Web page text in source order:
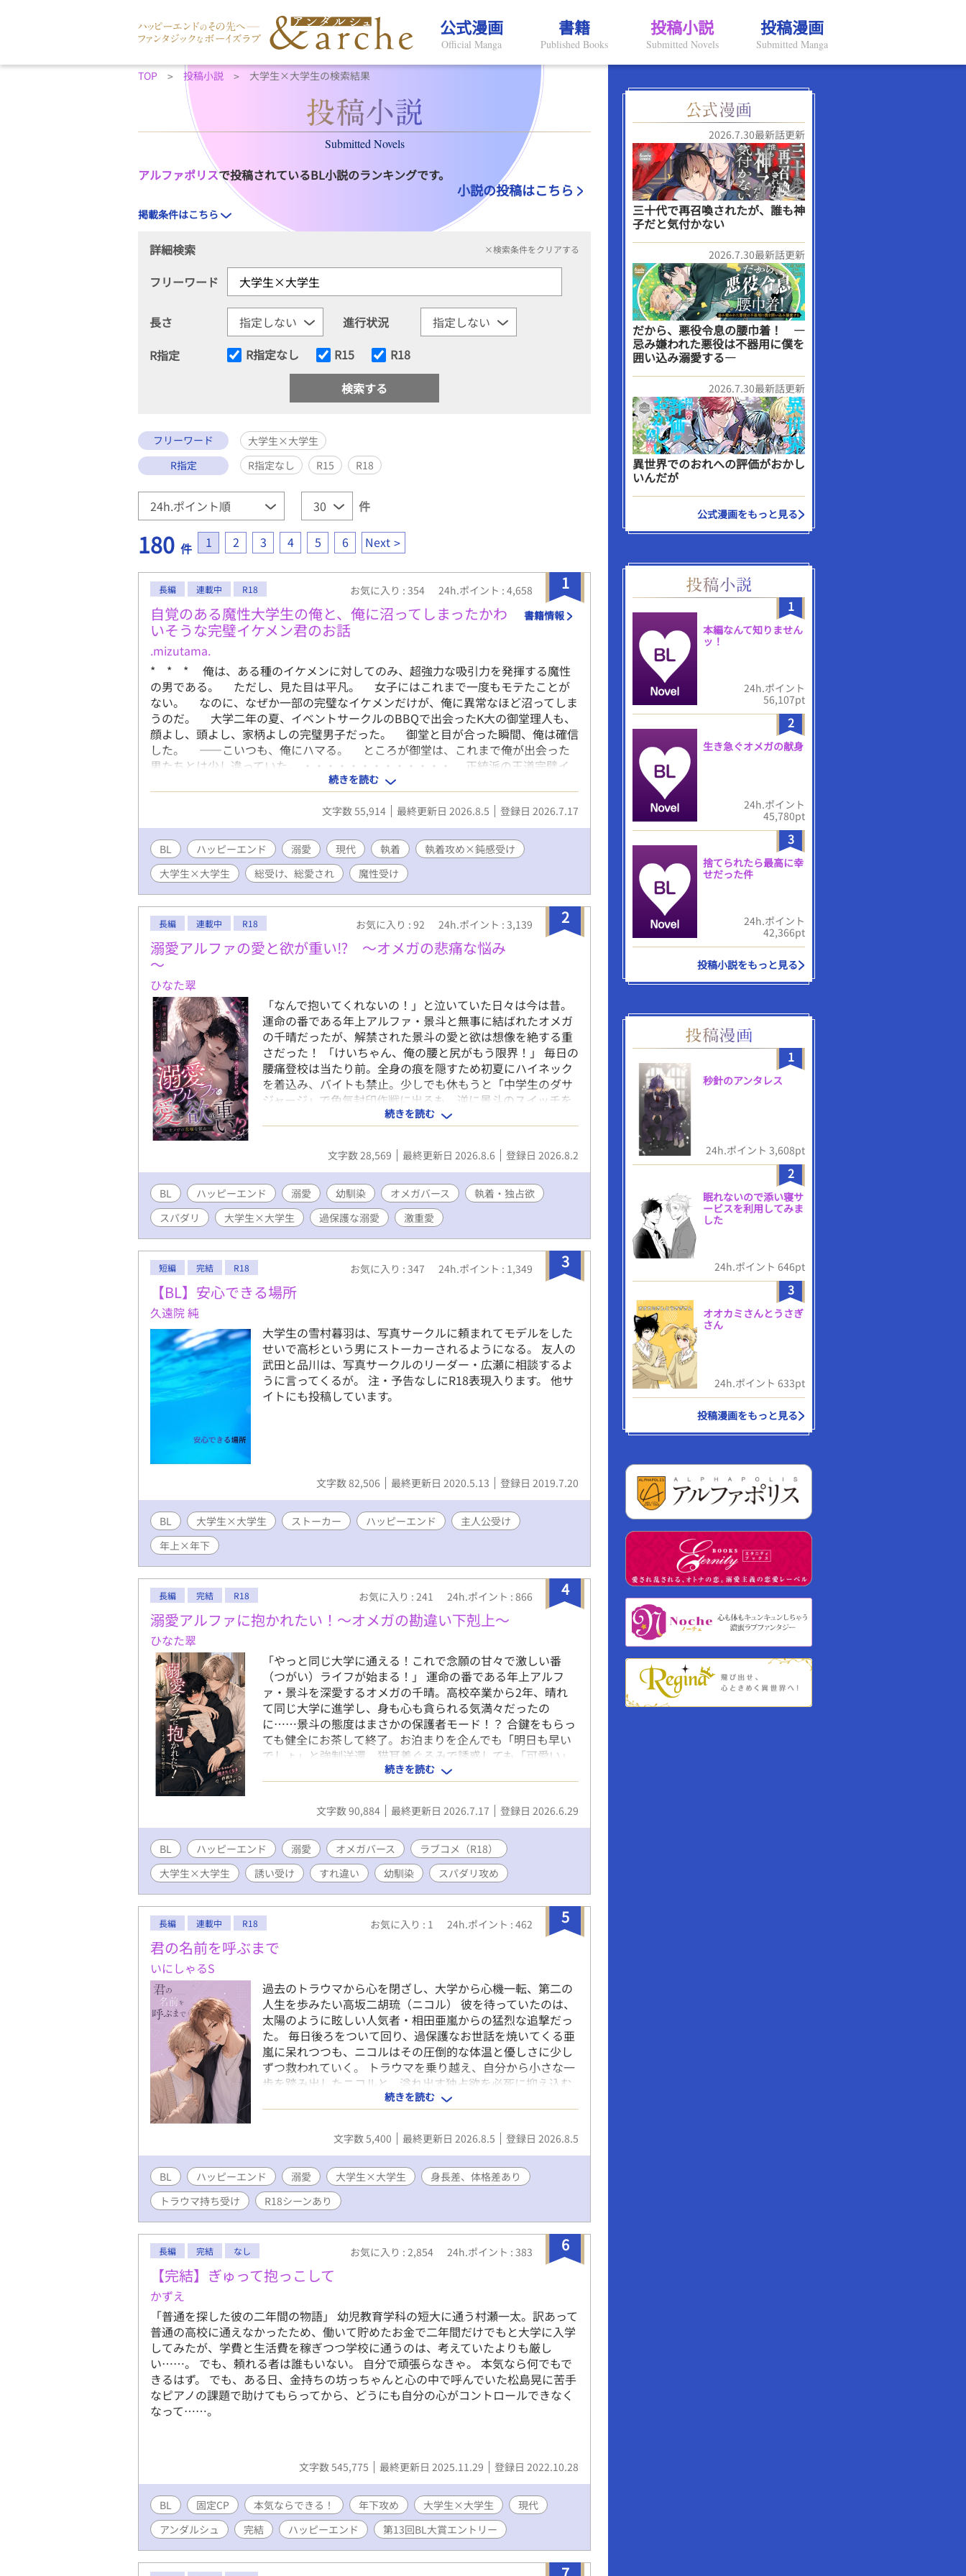
公式漫画
Official Manga
書籍
Published Books
投稿小説
Submitted Novels
投稿漫画
Submitted Manga
TOP 投稿小説 大学生×大学生の検索結果
Submitted Novels
アルファポリスで投稿されているBL小説のランキングです。
小説の投稿はこちら
掲載条件はこちら
詳細検索 ×検索条件をクリアする
フリーワード
長さ
進行状況
R指定
R指定なし R15 R18
フリーワード
大学生×大学生
R指定
R指定なし R15 R18
件
180 件 1 2 3 4 5 6 Next
1
長編 連載中 R18 お気に入り : 354 24h.ポイント : 4,658
自覚のある魔性大学生の俺と、俺に沼ってしまったかわ
いそうな完璧イケメン君のお話
.mizutama.
書籍情報
* * * 俺は、ある種のイケメンに対してのみ、超強力な吸引力を発揮する魔性
の男である。 ただし、見た目は平凡。 女子にはこれまで一度もモテたことが
ない。 なのに、なぜか一部の完璧なイケメンだけが、俺に異常なほど沼ってしま
うのだ。 大学二年の夏、イベントサークルのBBQで出会ったK大の御堂理人も、
顔よし、頭よし、家柄よしの完璧男子だった。 御堂と目が合った瞬間、俺は確信
した。 ――こいつも、俺にハマる。 ところが御堂は、これまで俺が出会った
男たちとは少し違っていた。 ・・・・・・・・・・・・・ 正統派の王道完璧イ
ケメン大学生 × 自覚アリの魔性の大学生（平凡） ☆気の向くままに書いてい
ます。 更新頻度は気力と体力次第。応援よろしくおねがいします！
続きを読む
文字数 55,914 最終更新日 2026.8.5 登録日 2026.7.17
BL ハッピーエンド 溺愛 現代 執着
執着攻め×鈍感受け
大学生×大学生
総受け、総愛され 魔性受け
2
長編 連載中 R18 お気に入り : 92 24h.ポイント : 3,139
溺愛アルファの愛と欲が重い⁉︎ ～オメガの悲痛な悩み
～
ひなた翠
「なんで抱いてくれないの！」と泣いていた日々は今は昔。
運命の番である年上アルファ・景斗と無事に結ばれたオメガ
の千晴だったが、解禁された景斗の愛と欲は想像を絶する重
さだった！ 「けいちゃん、俺の腰と尻がもう限界！」 毎日の
腰痛登校は当たり前。全身の痕を隠すため初夏にハイネック
を着込み、バイトも禁止。少しでも休もうと「中学生のダサ
ジャージ」で色気封印作戦に出るも、逆に景斗のスイッチを
押してしまい完全敗北……。 過保護で嫉妬深く、無限の体力
で番を貪る執着アルファ×愛されすぎて物理的に限界寸前な
オメガの、甘くて激しいドタバタラブコメディ待望の続編！
続きを読む
文字数 28,569 最終更新日 2026.8.6 登録日 2026.8.2
BL ハッピーエンド 溺愛 幼馴染 オメガバース
執着・独占欲
スパダリ
大学生×大学生 過保護な溺愛 激重愛
3
短編 完結 R18 お気に入り : 347 24h.ポイント : 1,349
【BL】安心できる場所
久遠院 純
大学生の雪村暮羽は、写真サークルに頼まれてモデルをした
せいで高杉という男にストーカーされるようになる。 友人の
武田と品川は、写真サークルのリーダー・広瀬に相談するよ
うに言ってくるが。 注・予告なしにR18表現入ります。 他サ
イトにも投稿しています。
文字数 82,506 最終更新日 2020.5.13 登録日 2019.7.20
BL 大学生×大学生 ストーカー ハッピーエンド
主人公受け
年上×年下
4
長編 完結 R18 お気に入り : 241 24h.ポイント : 866
溺愛アルファに抱かれたい！～オメガの勘違い下剋上～
ひなた翠
「やっと同じ大学に通える！これで念願の甘々で激しい番
（つがい）ライフが始まる！」 運命の番である年上アルフ
ァ・景斗を深愛するオメガの千晴。高校卒業から2年、晴れ
て同じ大学に進学し、身も心も貪られる気満々だったの
に……景斗の態度はまさかの保護者モード！？ 合鍵をもらっ
ても健全にお茶して終了。お泊まりを企んでも「明日も早い
でしょ」と強制送還。猫耳着ぐるみで誘惑しても「可愛い」
と寝かしつけられる始末。 「なんで最後までしてくれない
の！？」 あの手この手で抱かれようと奮闘する千晴だが、景
斗が手を出さないのには”激重な”理由があって――。 抱かれ
たいオメガの戦略に理性をバキバキに削りながら抵抗する執
続きを読む
文字数 90,884 最終更新日 2026.7.17 登録日 2026.6.29
BL ハッピーエンド 溺愛 オメガバース
ラブコメ（R18）
大学生×大学生
誘い受け すれ違い 幼馴染 スパダリ攻め
5
長編 連載中 R18 お気に入り : 1 24h.ポイント : 462
君の名前を呼ぶまで
いにしゃるS
過去のトラウマから心を閉ざし、大学から心機一転、第二の
人生を歩みたい高坂二胡琉（ニコル） 彼を待っていたのは、
太陽のように眩しい人気者・相田亜嵐からの猛烈な追撃だっ
た。 毎日後ろをついて回り、過保護なお世話を焼いてくる亜
嵐に呆れつつも、ニコルはその圧倒的な体温と優しさに少し
ずつ救われていく。 トラウマを乗り越え、自分から小さな一
歩を踏み出したニコルと、溢れ出す独占欲を必死に抑え込む
続きを読む
文字数 5,400 最終更新日 2026.8.5 登録日 2026.8.5
BL ハッピーエンド 溺愛 大学生×大学生
身長差、体格差あり
トラウマ持ち受け
R18シーンあり
6
長編 完結 なし お気に入り : 2,854 24h.ポイント : 383
【完結】ぎゅって抱っこして
かずえ
「普通を探した彼の二年間の物語」 幼児教育学科の短大に通う村瀬一太。訳あって
普通の高校に通えなかったため、働いて貯めたお金で二年間だけでもと大学に入学
してみたが、学費と生活費を稼ぎつつ学校に通うのは、考えていたよりも厳し
い……。 でも、頼れる者は誰もいない。 自分で頑張らなきゃ。 本気なら何でもで
きるはず。 でも、ある日、金持ちの坊っちゃんと心の中で呼んでいた松島晃に苦手
なピアノの課題で助けてもらってから、どうにも自分の心がコントロールできなく
なって……。
文字数 545,775 最終更新日 2025.11.29 登録日 2022.10.28
BL 固定CP 本気ならできる！ 年下攻め 大学生×大学生
現代
アンダルシュ
完結 ハッピーエンド 第13回BL大賞エントリー
2026.7.30最新話更新
三十代で再召喚されたが、誰も神
子だと気付かない
2026.7.30最新話更新
だから、悪役令息の腰巾着！ ―
忌み嫌われた悪役は不器用に僕を
囲い込み溺愛する―
2026.7.30最新話更新
異世界でのおれへの評価がおかし
いんだが
公式漫画をもっと見る
1
本編なんて知りません
ッ！
24h.ポイント
56,107pt
2
生き急ぐオメガの献身
24h.ポイント
45,780pt
3
捨てられたら最高に幸
せだった件
24h.ポイント
42,366pt
投稿小説をもっと見る
1
秒針のアンタレス
24h.ポイント 3,608pt
2
眠れないので添い寝サ
ービスを利用してみま
した
24h.ポイント 646pt
3
オオカミさんとうさぎ
さん
24h.ポイント 633pt
投稿漫画をもっと見る